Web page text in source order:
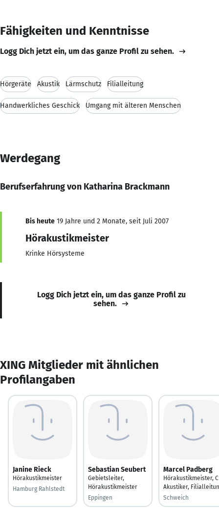
Fähigkeiten und Kenntnisse
Logg Dich jetzt ein, um das ganze Profil zu sehen.
Hörgeräte Akustik Lärmschutz Filialleitung
Handwerkliches Geschick Umgang mit älteren Menschen
Werdegang
Berufserfahrung von Katharina Brackmann
Bis heute 19 Jahre und 2 Monate, seit Juli 2007
Hörakustikmeister
Krinke Hörsysteme
Logg Dich jetzt ein, um das ganze Profil zu
sehen.
XING Mitglieder mit ähnlichen
Profilangaben
Janine Rieck
Hörakustikmeister
Hamburg Rahlstedt
Sebastian Seubert
Gebietsleiter,
Hörakustikmeister
Eppingen
Marcel Padberg
Hörakustikmeister,
Akustiker,
Schweich